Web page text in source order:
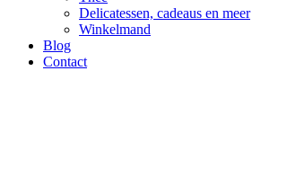
Delicatessen, cadeaus en meer
Winkelmand
Blog
Contact